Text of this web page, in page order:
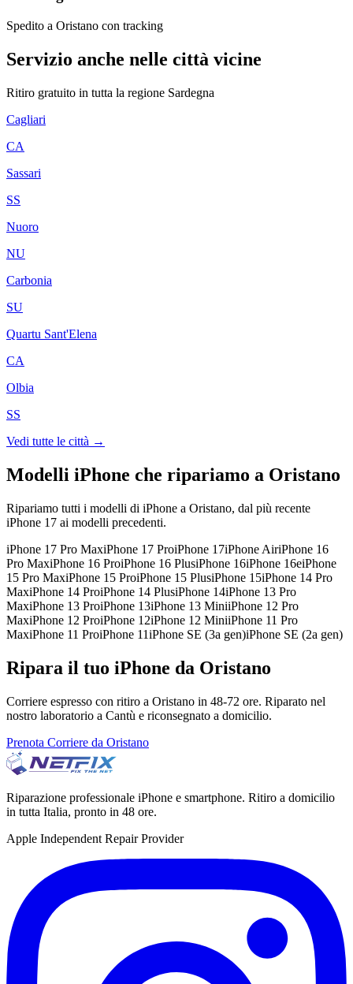
Spedito a Oristano con tracking
Servizio anche nelle città vicine
Ritiro gratuito in tutta la regione Sardegna
Cagliari
CA
Sassari
SS
Nuoro
NU
Carbonia
SU
Quartu Sant'Elena
CA
Olbia
SS
Vedi tutte le città →
Modelli iPhone che ripariamo a Oristano
Ripariamo tutti i modelli di iPhone a Oristano, dal più recente
iPhone 17 ai modelli precedenti.
iPhone 17 Pro MaxiPhone 17 ProiPhone 17iPhone AiriPhone 16
Pro MaxiPhone 16 ProiPhone 16 PlusiPhone 16iPhone 16eiPhone
15 Pro MaxiPhone 15 ProiPhone 15 PlusiPhone 15iPhone 14 Pro
MaxiPhone 14 ProiPhone 14 PlusiPhone 14iPhone 13 Pro
MaxiPhone 13 ProiPhone 13iPhone 13 MiniiPhone 12 Pro
MaxiPhone 12 ProiPhone 12iPhone 12 MiniiPhone 11 Pro
MaxiPhone 11 ProiPhone 11iPhone SE (3a gen)iPhone SE (2a gen)
Ripara il tuo iPhone da Oristano
Corriere espresso con ritiro a Oristano in 48-72 ore. Riparato nel
nostro laboratorio a Cantù e riconsegnato a domicilio.
Prenota Corriere da Oristano
Riparazione professionale iPhone e smartphone. Ritiro a domicilio
in tutta Italia, pronto in 48 ore.
Apple Independent Repair Provider